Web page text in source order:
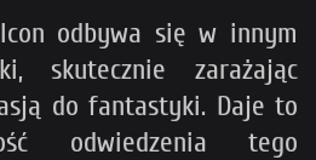
odbywa się w innym
skutecznie zarażając
do fantastyki. Daje to
odwiedzenia tego